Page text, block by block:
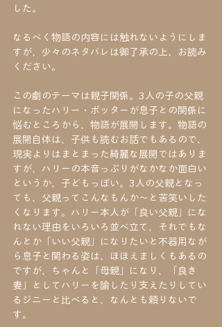
した。
なるべく物語の内容には触れないようにしま
すが、少々のネタバレは御了承の上、お読み
ください。
この劇のテーマは親子関係。3人の子の父親
になったハリー・ポッターが息子との関係に
悩むところから、物語が展開します。物語の
展開自体は、子供も読むお話でもあるので、
現実よりはまとまった綺麗な展開ではありま
すが、ハリーの本音っぷりがなかなか面白い
というか、子どもっぽい。3人の父親となっ
ても、父親ってこんなもんか～と苦笑いした
くなります。ハリー本人が「良い父親」にな
れない理由をいろいろ並べ立て、それでもな
んとか「いい父親」になりたいと不器用なが
ら息子と関わる姿は、ほほえましくもあるの
ですが、ちゃんと「母親」になり、「良き
妻」としてハリーを諭したり支えたりしてい
るジニーと比べると、なんとも頼りないで
す。